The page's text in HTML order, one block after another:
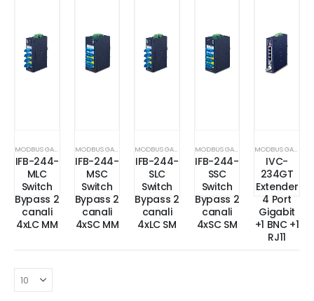
IFB-244-
MLC
Switch
Bypass 2
canali
4xLC MM
MODBUS GATEWAY
IFB-244-
MSC
Switch
Bypass 2
canali
4xSC MM
IFB-244-
SLC
Switch
Bypass 2
canali
4xLC SM
MODBUS GATEWAY
IFB-244-
SSC
Switch
Bypass 2
canali
4xSC SM
IVC-
234GT
Extender
4 Port
Gigabit
+1 BNC +1
RJ11